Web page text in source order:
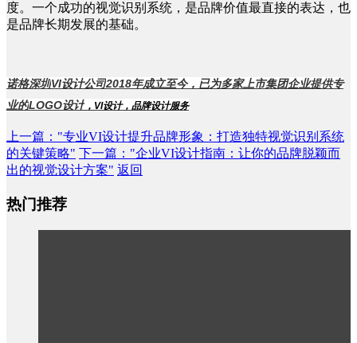
度。一个成功的视觉识别系统，是品牌价值最直接的表达，也
是品牌长期发展的基础。
诺格深圳VI设计公司2018年成立至今，已为多家上市集团企业提供专
业的LOGO设计 ， VI设计， 品牌设计服务
上一篇 ："专业VI设计提升品牌形象：打造独特视觉识别系统
的关键策略" 下一篇 ："企业VI设计指南：让你的品牌脱颖而
出的视觉设计方案" 返回
热门推荐